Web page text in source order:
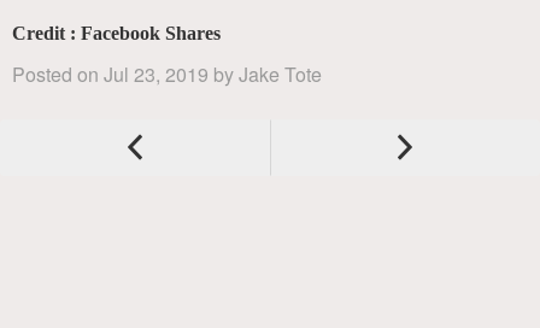
Credit : Facebook Shares
Posted on Jul 23, 2019 byJake Tote